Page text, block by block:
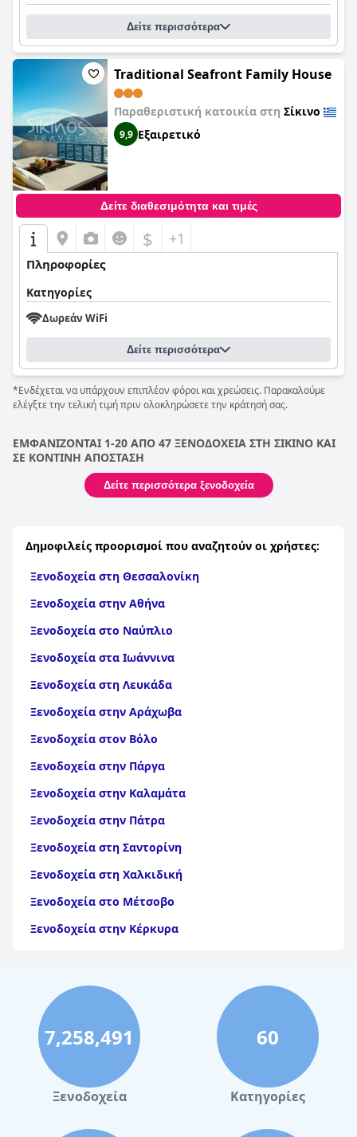
Δείτε περισσότερα
Traditional Seafront Family House
Παραθεριστική κατοικία στη Σίκινο
9,9 Εξαιρετικό
Δείτε διαθεσιμότητα και τιμές
$ +1
Πληροφορίες
Κατηγορίες
Δωρεάν WiFi
Δείτε περισσότερα
*Ενδέχεται να υπάρχουν επιπλέον φόροι και χρεώσεις. Παρακαλούμε
ελέγξτε την τελική τιμή πριν ολοκληρώσετε την κράτησή σας.
ΕΜΦΑΝΙΖΟΝΤΑΙ 1-20 ΑΠΟ 47 ΞΕΝΟΔΟΧΕΙΑ ΣΤΗ ΣΙΚΙΝΟ ΚΑΙ
ΣΕ ΚΟΝΤΙΝΗ ΑΠΟΣΤΑΣΗ
Δείτε περισσότερα ξενοδοχεία
Δημοφιλείς προορισμοί που αναζητούν οι χρήστες:
Ξενοδοχεία στη Θεσσαλονίκη
Ξενοδοχεία στην Αθήνα
Ξενοδοχεία στο Ναύπλιο
Ξενοδοχεία στα Ιωάννινα
Ξενοδοχεία στη Λευκάδα
Ξενοδοχεία στην Αράχωβα
Ξενοδοχεία στον Βόλο
Ξενοδοχεία στην Πάργα
Ξενοδοχεία στην Καλαμάτα
Ξενοδοχεία στην Πάτρα
Ξενοδοχεία στη Σαντορίνη
Ξενοδοχεία στη Χαλκιδική
Ξενοδοχεία στο Μέτσοβο
Ξενοδοχεία στην Κέρκυρα
Ξενοδοχεία στην Αίγινα
Ξενοδοχεία στην Πάρο
Ξενοδοχεία στο Λουτράκι
Ξενοδοχεία στη Σκιάθο
Ξενοδοχεία στην Πόλη Χανίων
7,258,491
Ξενοδοχεία
60
Κατηγορίες